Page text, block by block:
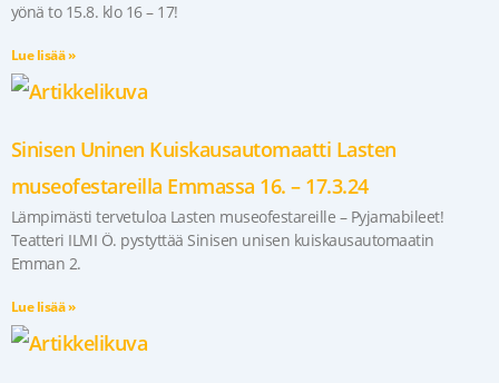
yönä to 15.8. klo 16 – 17!
Lue lisää »
Sinisen Uninen Kuiskausautomaatti Lasten
museofestareilla Emmassa 16. – 17.3.24
Lämpimästi tervetuloa Lasten museofestareille – Pyjamabileet!
Teatteri ILMI Ö. pystyttää Sinisen unisen kuiskausautomaatin
Emman 2.
Lue lisää »